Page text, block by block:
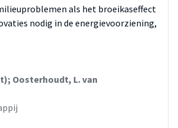
als het broeikaseffect
nodig in de energievoorziening,
Oosterhoudt, L. van